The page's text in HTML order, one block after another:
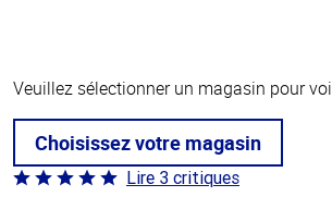
Veuillez sélectionner un magasin pour
Choisissez votre magasin
Coté
5 sur
Lire 3 critiques